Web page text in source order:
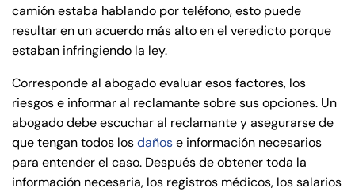
camión estaba hablando por teléfono, esto puede
resultar en un acuerdo más alto en el veredicto porque
estaban infringiendo la ley.
Corresponde al abogado evaluar esos factores, los
riesgos e informar al reclamante sobre sus opciones. Un
abogado debe escuchar al reclamante y asegurarse de
que tengan todos losdañose información necesarios
para entender el caso. Después de obtener toda la
información necesaria, los registros médicos, los salarios
Monday
8:30 AM – 5:00
PM
PM
Wednesday
8:30 AM – 5:00
PM
Thursday
8:30 AM – 5:00
PM
Monday
8:30 AM – 5:00
PM
PM
Wednesday
8:30 AM – 5:00
PM
Thursday
8:30 AM – 5:00
PM